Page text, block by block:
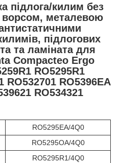
підлога/килим без
ворсом, металевою
підлогових
та ламіната для
Compacteo Ergo
RO5295R1
RO532701 RO5396EA
RO534321
RO5295EA/4Q0
RO5295OA/4Q0
RO5295R1/4Q0